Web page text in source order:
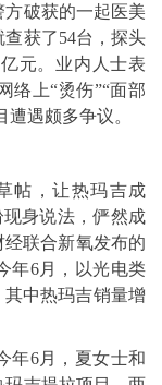
破获的一起医美
获了54台，探头
元。业内人士表
络上“烫伤”“面部
遇颇多争议。
，让热玛吉成
身说法，俨然成
联合新氧发布的
年6月，以光电类
中热玛吉销量增
6月，夏女士和